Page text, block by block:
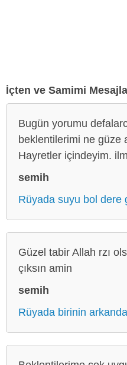
İçten ve Samimi
Bugün yorumu
beklentilerimi ne güze
Hayretler içindeyim.
semih
Rüyada suyu bol dere
Güzel tabir Allah rzı
çıksın amin
semih
Rüyada birinin